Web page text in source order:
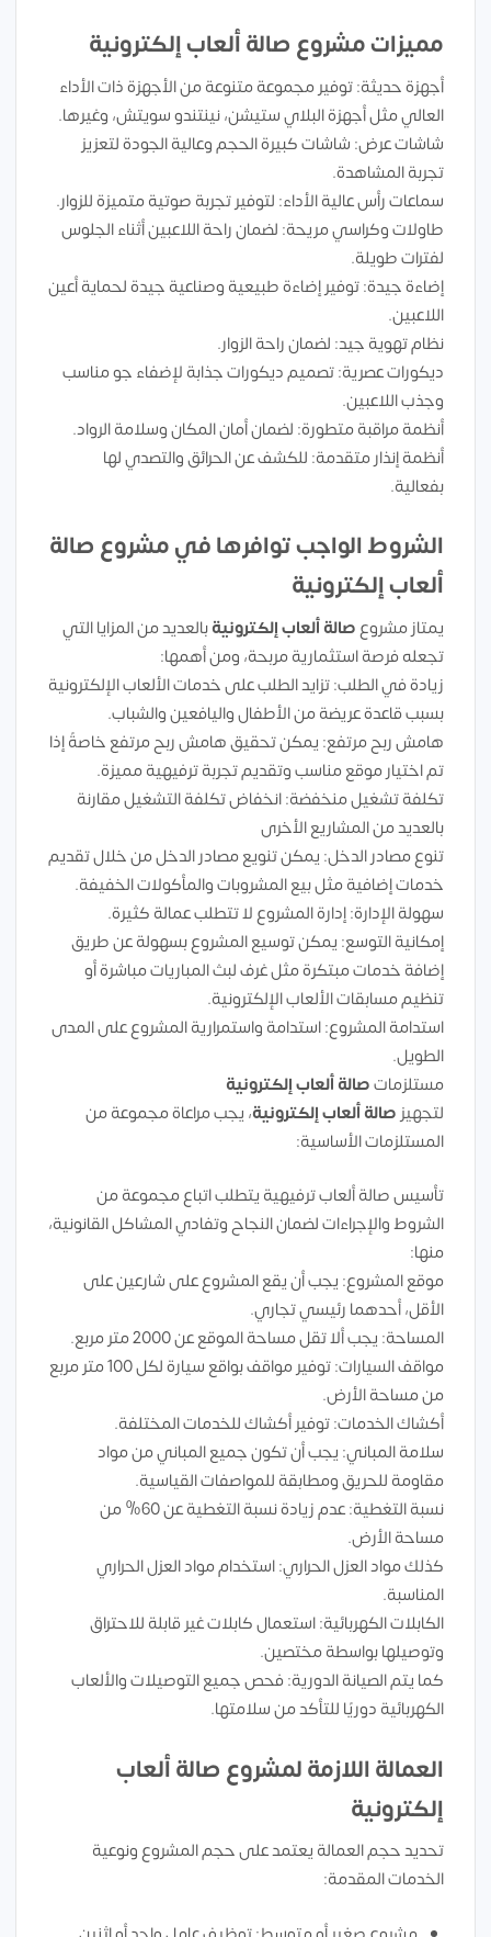
مميزات مشروع صالة ألعاب إلكترونية
أجهزة حديثة: توفير مجموعة متنوعة من الأجهزة ذات الأداء
العالي مثل أجهزة البلاي ستيشن، نينتندو سويتش، وغيرها.
شاشات عرض: شاشات كبيرة الحجم وعالية الجودة لتعزيز
تجربة المشاهدة.
سماعات رأس عالية الأداء: لتوفير تجربة صوتية متميزة للزوار.
طاولات وكراسي مريحة: لضمان راحة اللاعبين أثناء الجلوس
لفترات طويلة.
إضاءة جيدة: توفير إضاءة طبيعية وصناعية جيدة لحماية أعين
اللاعبين.
نظام تهوية جيد: لضمان راحة الزوار.
ديكورات عصرية: تصميم ديكورات جذابة لإضفاء جو مناسب
وجذب اللاعبين.
أنظمة مراقبة متطورة: لضمان أمان المكان وسلامة الرواد.
أنظمة إنذار متقدمة: للكشف عن الحرائق والتصدي لها
بفعالية.
الشروط الواجب توافرها في مشروع صالة
ألعاب إلكترونية
يمتاز مشروعصالة ألعاب إلكترونيةبالعديد من المزايا التي
تجعله فرصة استثمارية مربحة، ومن أهمها:
زيادة في الطلب: تزايد الطلب على خدمات الألعاب الإلكترونية
بسبب قاعدة عريضة من الأطفال واليافعين والشباب.
هامش ربح مرتفع: يمكن تحقيق هامش ربح مرتفع خاصةً إذا
تم اختيار موقع مناسب وتقديم تجربة ترفيهية مميزة.
تكلفة تشغيل منخفضة: انخفاض تكلفة التشغيل مقارنة
بالعديد من المشاريع الأخرى
تنوع مصادر الدخل: يمكن تنويع مصادر الدخل من خلال تقديم
خدمات إضافية مثل بيع المشروبات والمأكولات الخفيفة.
سهولة الإدارة: إدارة المشروع لا تتطلب عمالة كثيرة.
إمكانية التوسع: يمكن توسيع المشروع بسهولة عن طريق
إضافة خدمات مبتكرة مثل غرف لبث المباريات مباشرة أو
تنظيم مسابقات الألعاب الإلكترونية.
استدامة المشروع: استدامة واستمرارية المشروع على المدى
الطويل.
مستلزماتصالة ألعاب إلكترونية
لتجهيز صالة ألعاب إلكترونية، يجب مراعاة مجموعة من
المستلزمات الأساسية:
تأسيس صالة ألعاب ترفيهية يتطلب اتباع مجموعة من
الشروط والإجراءات لضمان النجاح وتفادي المشاكل القانونية،
منها:
موقع المشروع: يجب أن يقع المشروع على شارعين على
الأقل، أحدهما رئيسي تجاري.
المساحة: يجب ألا تقل مساحة الموقع عن 2000 متر مربع.
مواقف السيارات: توفير مواقف بواقع سيارة لكل 100 متر مربع
من مساحة الأرض.
أكشاك الخدمات: توفير أكشاك للخدمات المختلفة.
سلامة المباني: يجب أن تكون جميع المباني من مواد
مقاومة للحريق ومطابقة للمواصفات القياسية.
نسبة التغطية: عدم زيادة نسبة التغطية عن 60% من
مساحة الأرض.
كذلك مواد العزل الحراري: استخدام مواد العزل الحراري
المناسبة.
الكابلات الكهربائية: استعمال كابلات غير قابلة للاحتراق
وتوصيلها بواسطة مختصين.
كما يتم الصيانة الدورية: فحص جميع التوصيلات والألعاب
الكهربائية دوريًا للتأكد من سلامتها.
العمالة اللازمة لمشروع صالة ألعاب
إلكترونية
تحديد حجم العمالة يعتمد على حجم المشروع ونوعية
الخدمات المقدمة: